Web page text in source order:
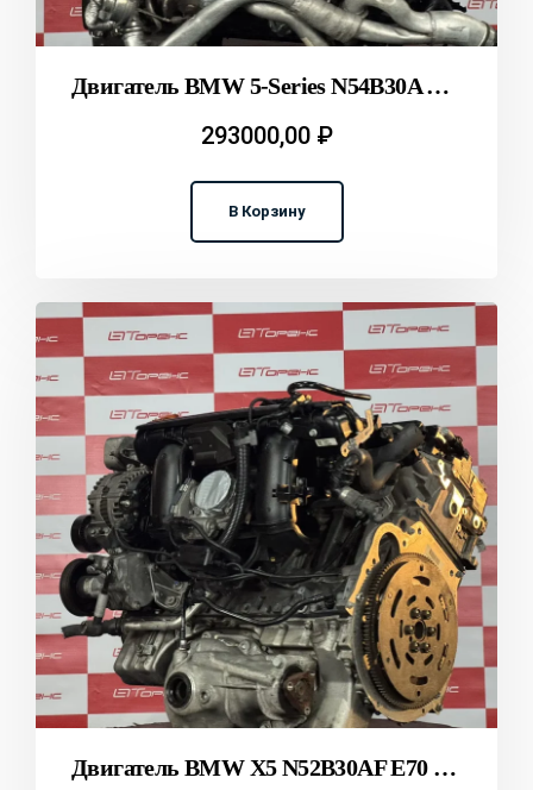
Двигатель BMW 5-Series N54B30A E60 T2312013
293000,00 ₽
В Корзину
Двигатель BMW X5 N52B30AF E70 T2312092